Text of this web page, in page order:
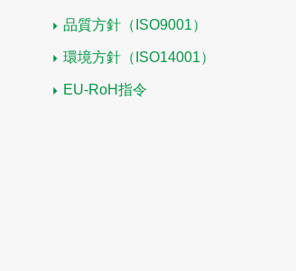
品質方針（ISO9001）
環境方針（ISO14001）
EU-RoH指令